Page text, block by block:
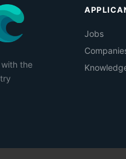
the
Jobs